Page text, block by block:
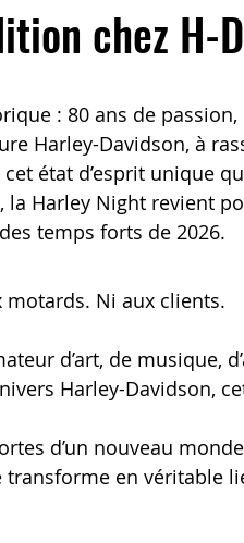
chez H-
: 80 ans de passion,
Harley-Davidson, à
état d’esprit unique
Harley Night revient
temps forts de 2026.
motards. Ni aux clients.
d’art, de musique,
Harley-Davidson,
d’un nouveau
en véritable